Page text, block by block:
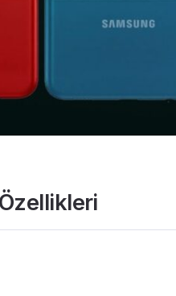
Özellikleri